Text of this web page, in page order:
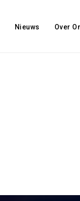
Nieuws Over